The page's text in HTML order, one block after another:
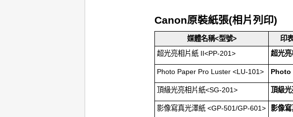
Canon原裝紙張(相片列印)
媒體名稱<型號> 印
超光亮相片紙 II<PP-201> 超光
Photo Paper Pro Luster <LU-101> Photo
頂級光亮相片紙<SG-201> 頂級
影像寫真光澤紙 <GP-501/GP-601> 影像